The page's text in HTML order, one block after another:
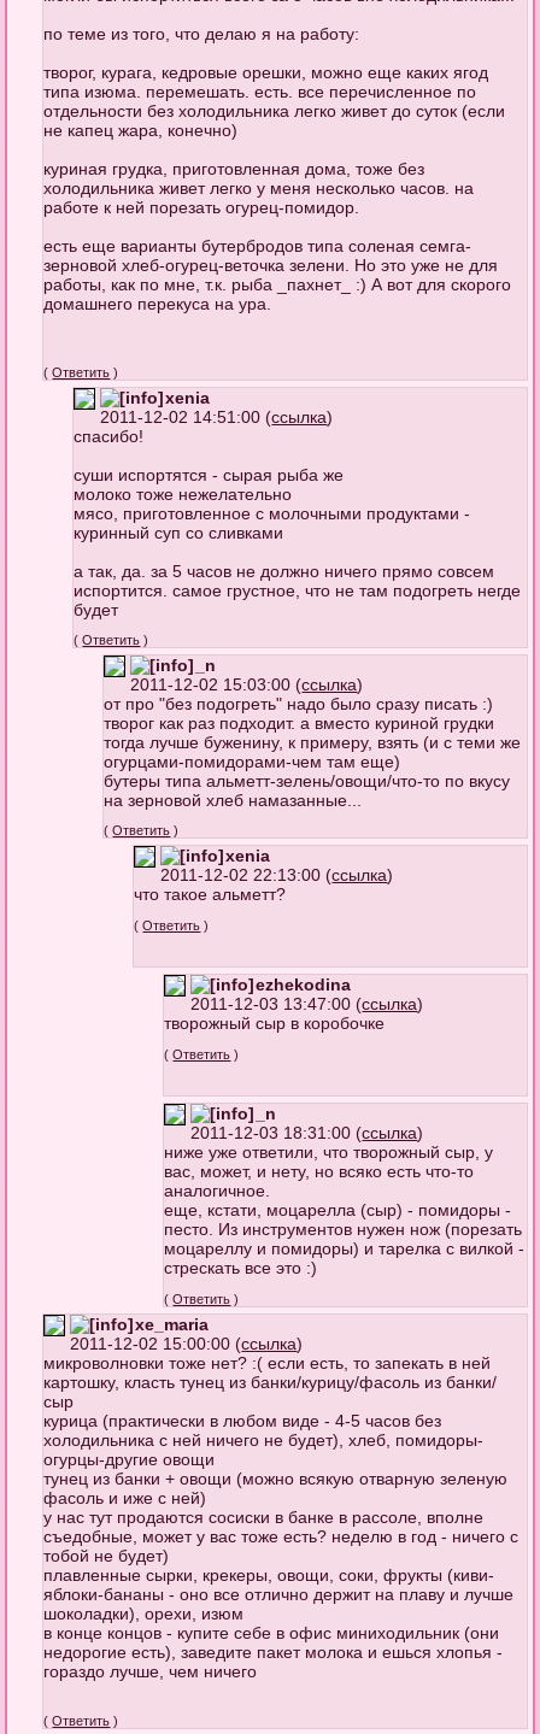
по теме из того, что делаю я на работу:
творог, курага, кедровые орешки, можно еще каких ягод
типа изюма. перемешать. есть. все перечисленное по
отдельности без холодильника легко живет до суток (если
не капец жара, конечно)
куриная грудка, приготовленная дома, тоже без
холодильника живет легко у меня несколько часов. на
работе к ней порезать огурец-помидор.
есть еще варианты бутербродов типа соленая семга-
зерновой хлеб-огурец-веточка зелени. Но это уже не для
работы, как по мне, т.к. рыба _пахнет_ :) А вот для скорого
домашнего перекуса на ура.
(Ответить )
xenia
2011-12-02 14:51:00 (ссылка)
cпасибо!
суши испортятся - сырая рыба же
молоко тоже нежелательно
мясо, приготовленное с молочными продуктами -
куринный суп со сливками
а так, да. за 5 часов не должно ничего прямо совсем
испортится. самое грустное, что не там подогреть негде
будет
(Ответить )
_n
2011-12-02 15:03:00 (ссылка)
от про "без подогреть" надо было сразу писать :)
творог как раз подходит. а вместо куриной грудки
тогда лучше буженину, к примеру, взять (и с теми же
огурцами-помидорами-чем там еще)
бутеры типа альметт-зелень/овощи/что-то по вкусу
на зерновой хлеб намазанные...
(Ответить )
xenia
2011-12-02 22:13:00 (ссылка)
что такое альметт?
(Ответить )
ezhekodina
2011-12-03 13:47:00 (ссылка)
творожный сыр в коробочке
(Ответить )
_n
2011-12-03 18:31:00 (ссылка)
ниже уже ответили, что творожный сыр, у
вас, может, и нету, но всяко есть что-то
аналогичное.
еще, кстати, моцарелла (сыр) - помидоры -
песто. Из инструментов нужен нож (порезать
моцареллу и помидоры) и тарелка с вилкой -
стрескать все это :)
(Ответить )
xe_maria
2011-12-02 15:00:00 (ссылка)
микроволновки тоже нет? :( если есть, то запекать в ней
картошку, класть тунец из банки/курицу/фасоль из банки/
сыр
курица (практически в любом виде - 4-5 часов без
холодильника с ней ничего не будет), хлеб, помидоры-
огурцы-другие овощи
тунец из банки + овощи (можно всякую отварную зеленую
фасоль и иже с ней)
у нас тут продаются сосиски в банке в рассоле, вполне
съедобные, может у вас тоже есть? неделю в год - ничего с
тобой не будет)
плавленные сырки, крекеры, овощи, соки, фрукты (киви-
яблоки-бананы - оно все отлично держит на плаву и лучше
шоколадки), орехи, изюм
в конце концов - купите себе в офис миниходильник (они
недорогие есть), заведите пакет молока и ешься хлопья -
гораздо лучше, чем ничего
(Ответить )